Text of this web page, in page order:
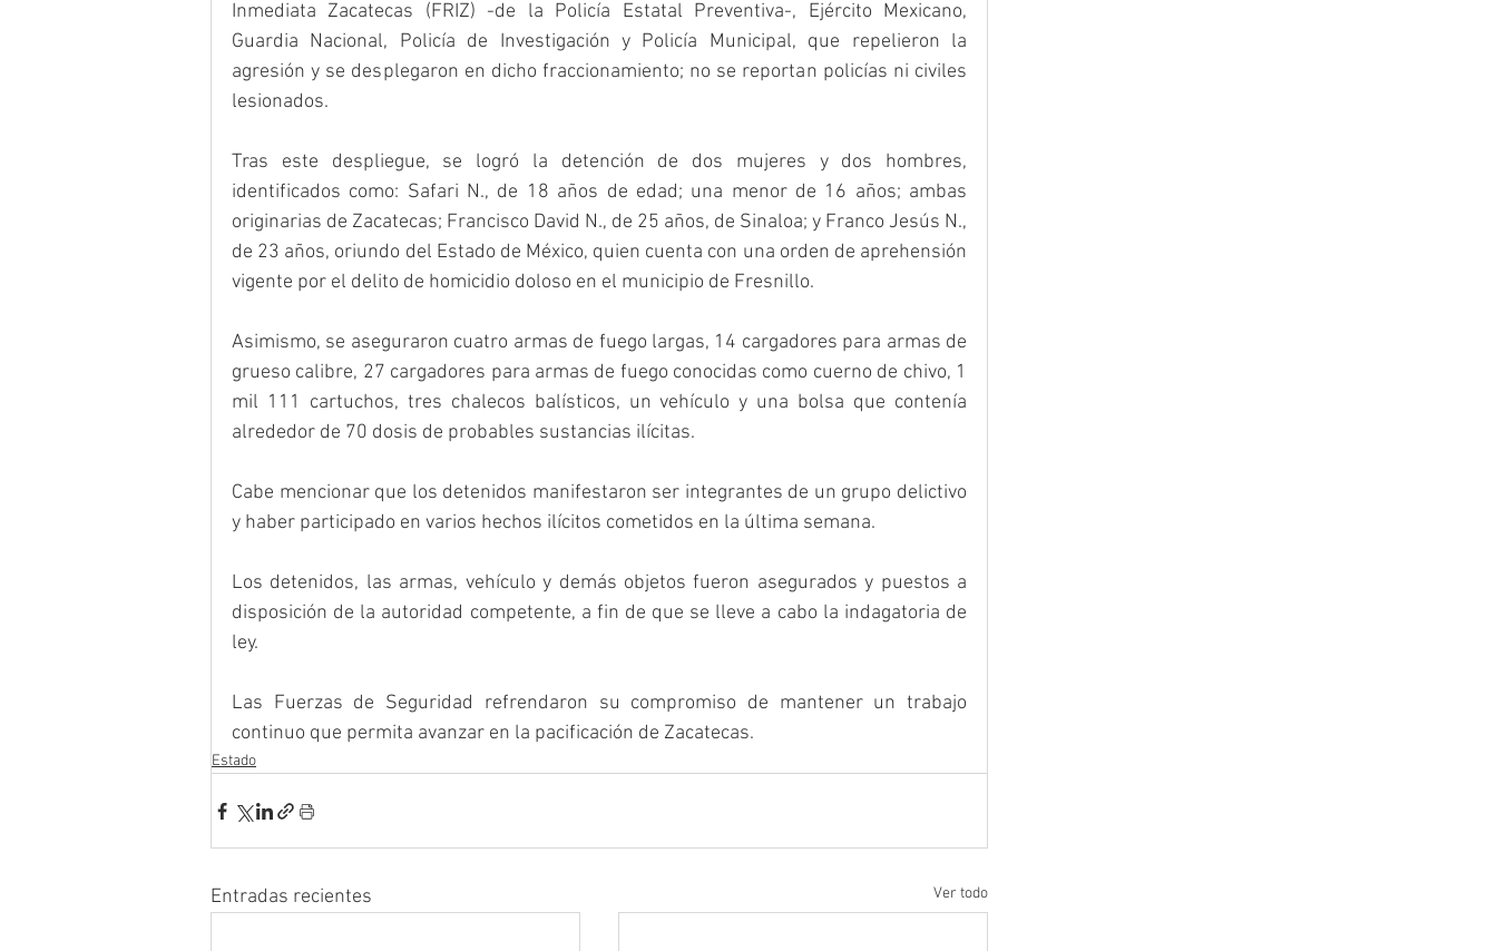
Inmediata Zacatecas (FRIZ) -de la Policía Estatal Preventiva-, Ejército Mexicano,
Guardia Nacional, Policía de Investigación y Policía Municipal, que repelieron la
agresión y se desplegaron en dicho fraccionamiento; no se reportan policías ni civiles
lesionados.
Tras este despliegue, se logró la detención de dos mujeres y dos hombres,
identificados como: Safari N., de 18 años de edad; una menor de 16 años; ambas
originarias de Zacatecas; Francisco David N., de 25 años, de Sinaloa; y Franco Jesús N.,
de 23 años, oriundo del Estado de México, quien cuenta con una orden de aprehensión
vigente por el delito de homicidio doloso en el municipio de Fresnillo.
Asimismo, se aseguraron cuatro armas de fuego largas, 14 cargadores para armas de
grueso calibre, 27 cargadores para armas de fuego conocidas como cuerno de chivo, 1
mil 111 cartuchos, tres chalecos balísticos, un vehículo y una bolsa que contenía
alrededor de 70 dosis de probables sustancias ilícitas.
Cabe mencionar que los detenidos manifestaron ser integrantes de un grupo delictivo
y haber participado en varios hechos ilícitos cometidos en la última semana.
Los detenidos, las armas, vehículo y demás objetos fueron asegurados y puestos a
disposición de la autoridad competente, a fin de que se lleve a cabo la indagatoria de
ley.
Las Fuerzas de Seguridad refrendaron su compromiso de mantener un trabajo
continuo que permita avanzar en la pacificación de Zacatecas.
Estado
Entradas recientes Ver todo